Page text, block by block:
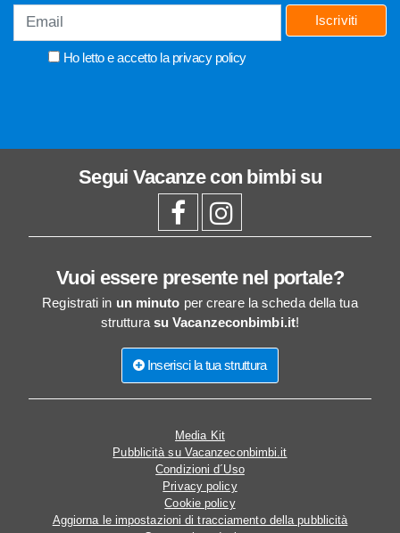
Ho letto e accetto la privacy policy
Iscriviti
Segui Vacanze con bimbi su
Vuoi essere presente nel portale?
Registrati in un minuto per creare la scheda della tua
struttura su Vacanzeconbimbi.it!
Inserisci la tua struttura
Media Kit
Pubblicità su Vacanzeconbimbi.it
Condizioni d´Uso
Privacy policy
Cookie policy
Aggiorna le impostazioni di tracciamento della pubblicità